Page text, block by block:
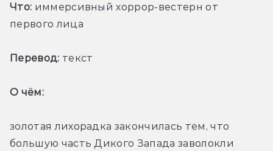
Что: иммерсивный хоррор-вестерн от
первого лица
Перевод: текст
О чём:
золотая лихорадка закончилась тем, что
большую часть Дикого Запада заволокли